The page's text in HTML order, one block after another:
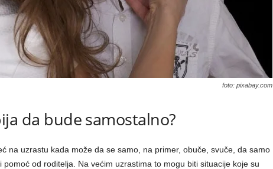
foto: pixabay.com
da bude samostalno?
na uzrastu kada može da se samo, na primer, obuče, svuče, da samo
pomoć od roditelja. Na većim uzrastima to mogu biti situacije koje su